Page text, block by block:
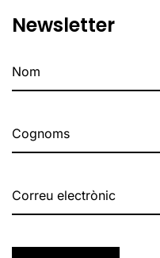
Newsletter